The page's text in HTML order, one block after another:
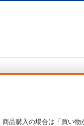
品購入の場合は「買い物